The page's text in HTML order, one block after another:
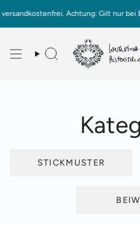
Inhalt
springen
Achtung: Gilt nur bei Bestellung
STICKMUSTER